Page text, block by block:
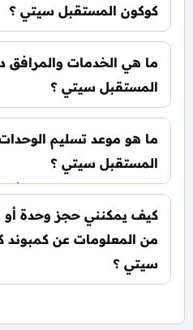
كوكون المستقبل سيتي ؟
الباقي على 10,5 سنوات بدون فوائد.
ما هي الخدمات والمرافق
المستقبل سيتي ؟
يشمل الكمبوند مساحات
صناعية، نادي اجتماعي،
حمامات سباحة، ومناطق
ما هو موعد تسليم
المستقبل سيتي ؟
يتم تسليم الوحدات خلال
التعاقد، مع إمكانية
تشطيب كامل حسب رغبة
كيف يمكنني حجز وحدة
من المعلومات عن كمبوند
سيتي ؟